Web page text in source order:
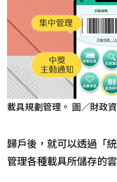
載具規劃管理。 圖／財政
歸戶後，就可以透過「
管理各種載具所儲存的